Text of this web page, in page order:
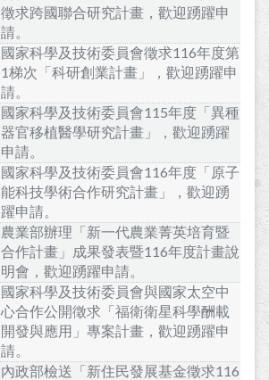
徵求跨國聯合研究計畫，歡迎踴躍申
請。
國家科學及技術委員會徵求116年度第
1梯次「科研創業計畫」，歡迎踴躍申
請。
國家科學及技術委員會115年度「異種
器官移植醫學研究計畫」，歡迎踴躍
申請。
國家科學及技術委員會116年度「原子
能科技學術合作研究計畫」，歡迎踴
躍申請。
農業部辦理「新一代農業菁英培育暨
合作計畫」成果發表暨116年度計畫說
明會，歡迎踴躍申請。
國家科學及技術委員會與國家太空中
心合作公開徵求「福衛衛星科學酬載
開發與應用」專案計畫，歡迎踴躍申
請。
內政部檢送「新住民發展基金徵求116